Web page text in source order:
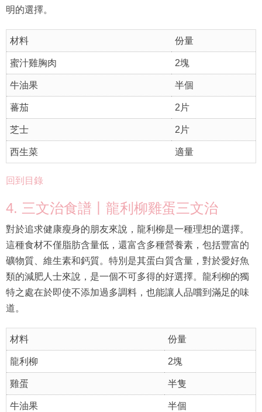
明的選擇。
材料 份量
蜜汁雞胸肉 2塊
牛油果 半個
蕃茄 2片
芝士 2片
西生菜 適量
回到目錄
4. 三文治食譜丨龍利柳雞蛋三文治
對於追求健康瘦身的朋友來說，龍利柳是一種理想的選擇。
這種食材不僅脂肪含量低，還富含多種營養素，包括豐富的
礦物質、維生素和鈣質。特別是其蛋白質含量，對於愛好魚
類的減肥人士來說，是一個不可多得的好選擇。龍利柳的獨
特之處在於即使不添加過多調料，也能讓人品嚐到滿足的味
道。
材料 份量
龍利柳 2塊
雞蛋 半隻
牛油果 半個